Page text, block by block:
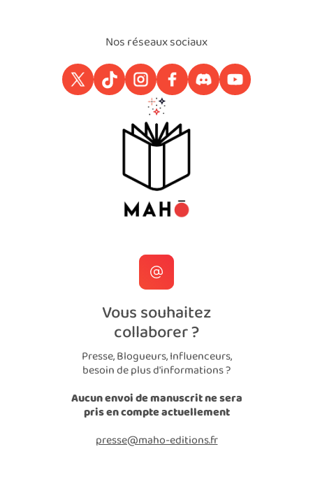
Nos réseaux sociaux
Vous souhaitez
collaborer ?
Presse, Blogueurs, Influenceurs,
besoin de plus d'informations ?
Aucun envoi de manuscrit ne sera
pris en compte actuellement
presse@maho-editions.fr